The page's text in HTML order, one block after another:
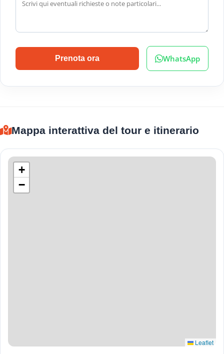
Prenota ora WhatsApp
Mappa interattiva del tour e itinerario
+
−
Leaflet